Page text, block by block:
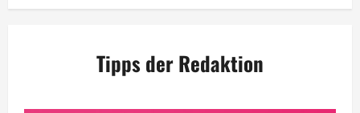
Tipps der Redaktion